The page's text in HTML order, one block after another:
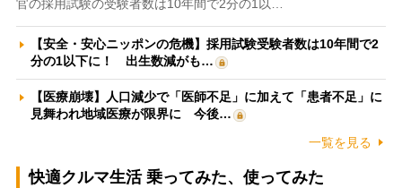
官の採用試験の受験者数は10年間で2分の1以…
【安全・安心ニッポンの危機】採用試験受験者数は10年間で2
分の1以下に！ 出生数減がも…
【医療崩壊】人口減少で「医師不足」に加えて「患者不足」に
見舞われ地域医療が限界に 今後…
一覧を見る
快適クルマ生活 乗ってみた、使ってみた